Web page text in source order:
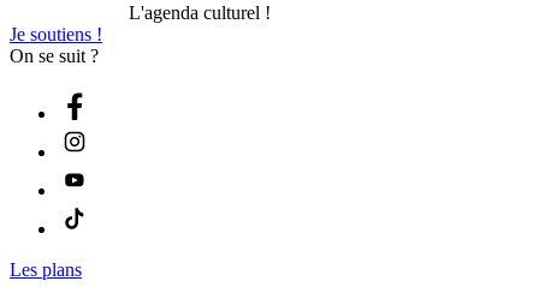
L'agenda culturel !
Je soutiens !
On se suit ?
Les plans